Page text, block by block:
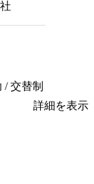
交替制
詳細を表示